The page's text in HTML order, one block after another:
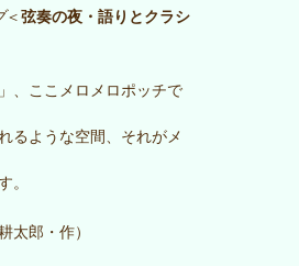
＜弦奏の夜・語りとクラシ
、ここメロメロポッチで
るような空間、それがメ
。
郎・作）